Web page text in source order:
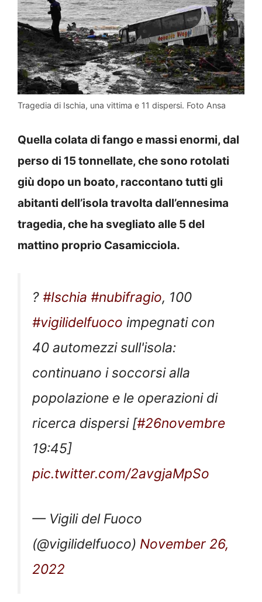
Tragedia di Ischia, una vittima e 11 dispersi. Foto Ansa
Quella colata di fango e massi enormi, dal
perso di 15 tonnellate, che sono rotolati
giù dopo un boato, raccontano tutti gli
abitanti dell’isola travolta dall’ennesima
tragedia, che ha svegliato alle 5 del
mattino proprio Casamicciola.
? #Ischia #nubifragio, 100
#vigilidelfuoco impegnati con
40 automezzi sull'isola:
continuano i soccorsi alla
popolazione e le operazioni di
ricerca dispersi [#26novembre
19:45]
pic.twitter.com/2avgjaMpSo
— Vigili del Fuoco
(@vigilidelfuoco) November 26,
2022